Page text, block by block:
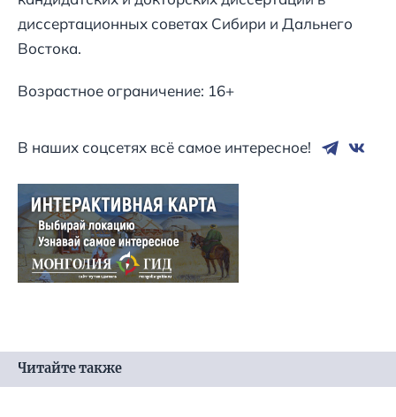
диссертационных советах Сибири и Дальнего
Востока.
Возрастное ограничение: 16+
В наших соцсетях всё самое интересное!
Читайте также